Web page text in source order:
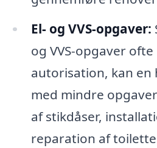
El- og VVS-opgaver:
og VVS-opgaver
autorisation, kan
med mindre
af stikdåser,
reparation af